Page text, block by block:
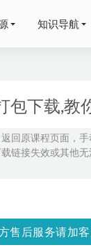
知识导航
包下载,教
回原课程页面，
链接失效或其他
售后服务请加